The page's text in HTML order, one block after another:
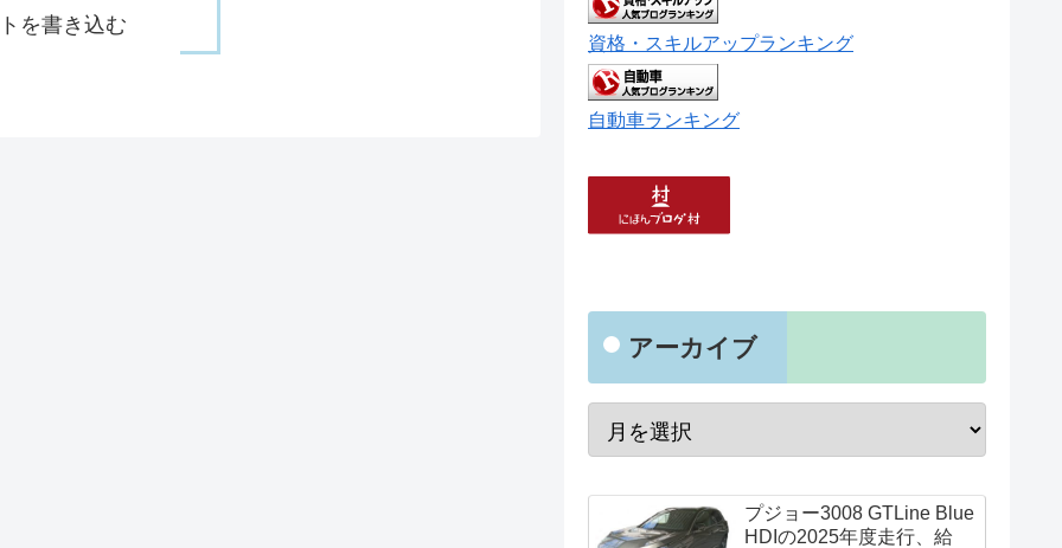
を書き込む
資格・スキルアップランキング
自動車ランキング
アーカイブ
プジョー3008 GTLine Blue
HDIの2025年度走行、給